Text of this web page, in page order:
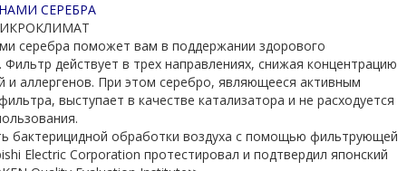
СЕРЕБРА
серебра поможет вам в поддержании здорового
действует в трех направлениях, снижая концентрацию
и аллергенов. При этом серебро, являющееся активным
выступает в качестве катализатора и не расходуется
бактерицидной обработки воздуха с помощью фильтрующей
Electric Corporation протестировал и подтвердил японский